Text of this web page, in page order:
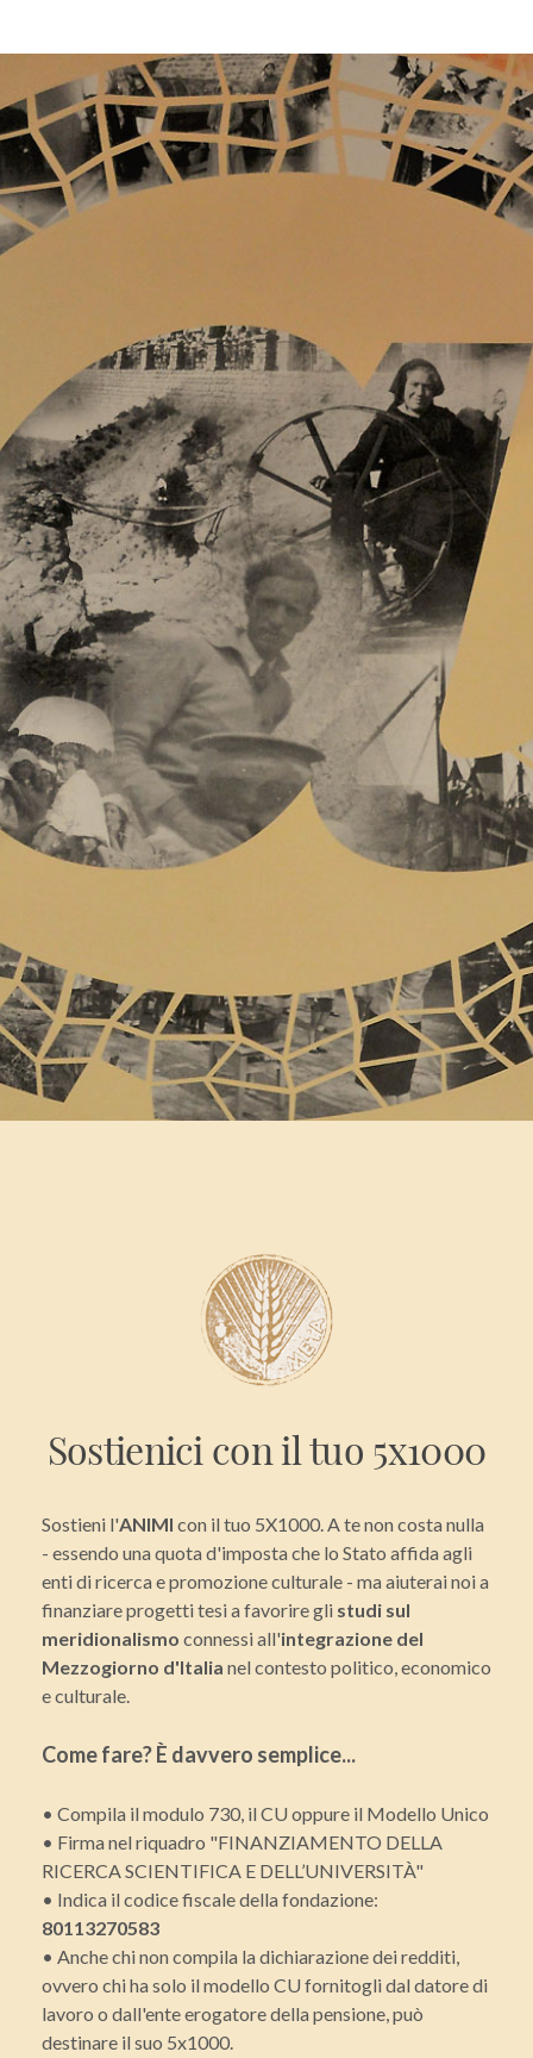
Sostienici con il tuo 5x1000
Sostieni l'ANIMI con il tuo 5X1000. A te non costa nulla
- essendo una quota d'imposta che lo Stato affida agli
enti di ricerca e promozione culturale - ma aiuterai noi a
finanziare progetti tesi a favorire gli studi sul
meridionalismo connessi all'integrazione del
Mezzogiorno d'Italia nel contesto politico, economico
e culturale.
Come fare? È davvero semplice...
• Compila il modulo 730, il CU oppure il Modello Unico
• Firma nel riquadro "FINANZIAMENTO DELLA
RICERCA SCIENTIFICA E DELL’UNIVERSITÀ"
• Indica il codice fiscale della fondazione:
80113270583
• Anche chi non compila la dichiarazione dei redditi,
ovvero chi ha solo il modello CU fornitogli dal datore di
lavoro o dall'ente erogatore della pensione, può
destinare il suo 5x1000.